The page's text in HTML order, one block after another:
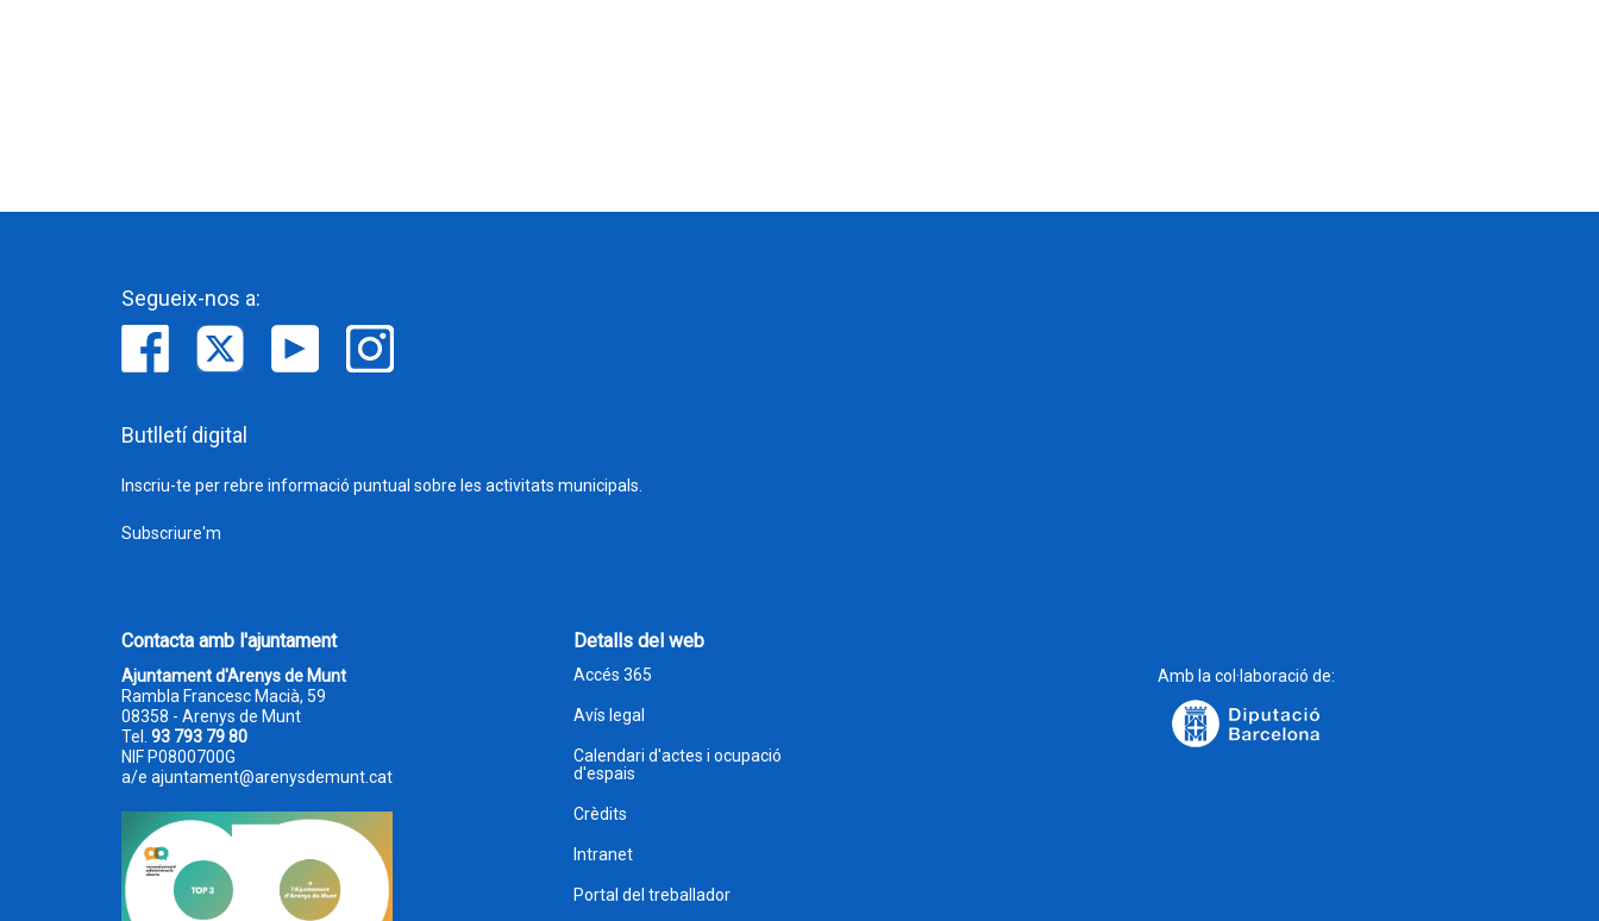
Segueix-nos a:
Butlletí digital
Inscriu-te per rebre informació puntual sobre les activitats municipals.
Subscriure'm
Contacta amb l'ajuntament
Ajuntament d'Arenys de Munt
Rambla Francesc Macià, 59
08358 - Arenys de Munt
Tel. 93 793 79 80
NIF P0800700G
a/e ajuntament@arenysdemunt.cat
Detalls del web
Accés 365
Avís legal
Calendari d'actes i ocupació
d'espais
Crèdits
Intranet
Portal del treballador
Amb la col·laboració de: